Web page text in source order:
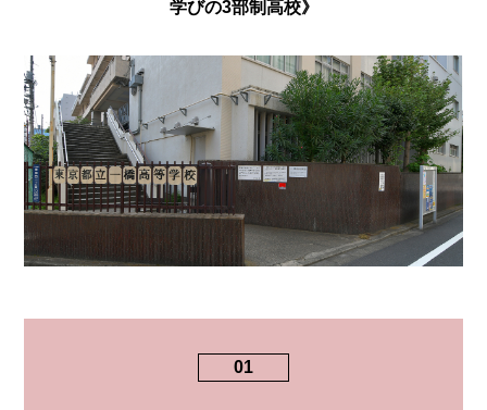
学びの3部制高校》
01